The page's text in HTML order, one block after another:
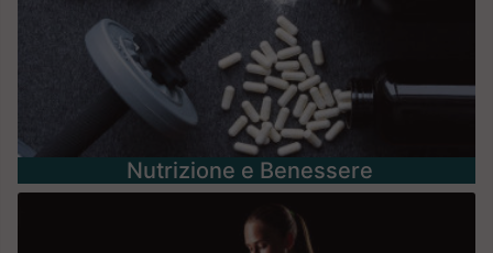
Nutrizione e Benessere